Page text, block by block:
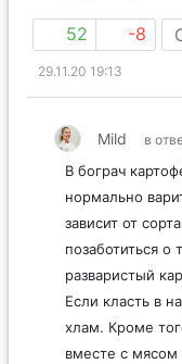
52 -8
29.11.20 19:13
Mild в
В бограч
нормально
зависит от
позаботиться
разваристый
Если класть в
хлам. Кроме
вместе с мясом